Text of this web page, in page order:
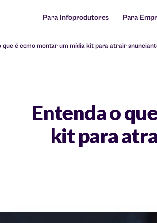
Para Infoprodutores Para
que é como montar um mídia kit para atrair
Entenda o
kit para